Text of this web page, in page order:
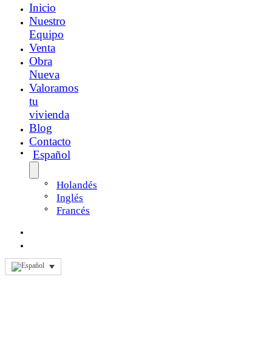
Inicio
Nuestro
Equipo
Venta
Obra
Nueva
Valoramos
tu
vivienda
Blog
Contacto
Español
Holandés
Inglés
Francés